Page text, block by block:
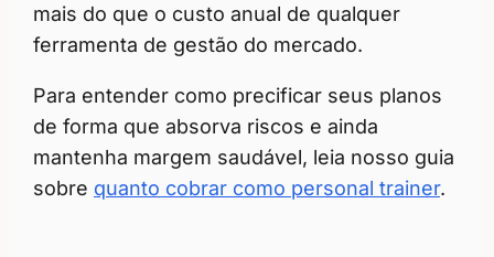
mais do que o custo anual de qualquer
ferramenta de gestão do mercado.
Para entender como precificar seus planos
de forma que absorva riscos e ainda
mantenha margem saudável, leia nosso guia
sobre quanto cobrar como personal trainer.